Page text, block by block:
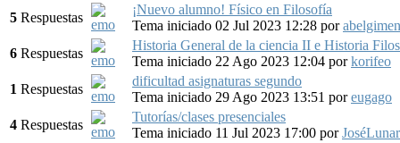
5 Respuestas
¡Nuevo alumno! Físico en Filosofía
Tema iniciado 02 Jul 2023 12:28 por
6 Respuestas
Historia General de la ciencia II e Historia
Tema iniciado 22 Ago 2023 12:04 porkorifeo
1 Respuestas
dificultad asignaturas segundo
Tema iniciado 29 Ago 2023 13:51 poreugago
4 Respuestas
Tutorías/clases presenciales
Tema iniciado 11 Jul 2023 17:00 porJoséLunar